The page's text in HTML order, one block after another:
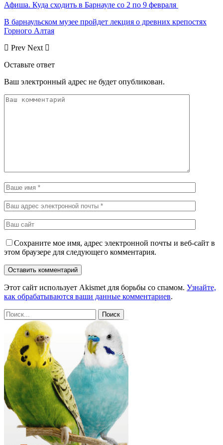
Афиша. Куда сходить в Барнауле со 2 по 9 февраля
В барнаульском музее пройдет лекция о древних крепостях
Горного Алтая
Prev Next
Оставьте ответ
Ваш электронный адрес не будет опубликован.
Сохраните мое имя, адрес электронной почты и веб-сайт в
этом браузере для следующего комментария.
Этот сайт использует Akismet для борьбы со спамом. Узнайте,
как обрабатываются ваши данные комментариев.